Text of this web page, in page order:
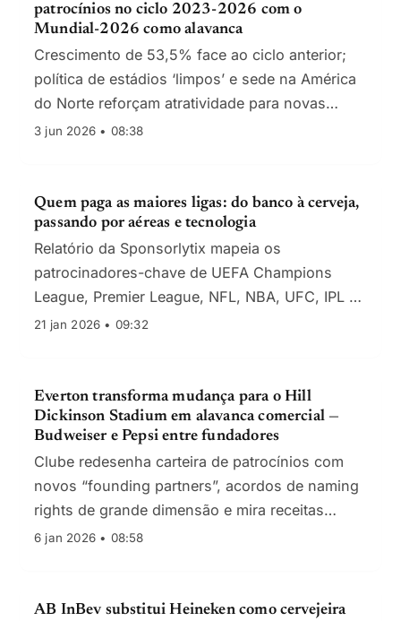
patrocínios no ciclo 2023-2026 com o
Mundial-2026 como alavanca
Crescimento de 53,5% face ao ciclo anterior;
política de estádios ‘limpos’ e sede na América
do Norte reforçam atratividade para novas
marcas
3 jun 2026 • 08:38
Quem paga as maiores ligas: do banco à cerveja,
passando por aéreas e tecnologia
Relatório da Sponsorlytix mapeia os
patrocinadores-chave de UEFA Champions
League, Premier League, NFL, NBA, UFC, IPL e
MLB, com contratos que vão de acordos de
21 jan 2026 • 09:32
Everton transforma mudança para o Hill
Dickinson Stadium em alavanca comercial —
Budweiser e Pepsi entre fundadores
Clube redesenha carteira de patrocínios com
novos “founding partners”, acordos de naming
rights de grande dimensão e mira receitas
recorde em 2026.
6 jan 2026 • 08:58
AB InBev substitui Heineken como cervejeira